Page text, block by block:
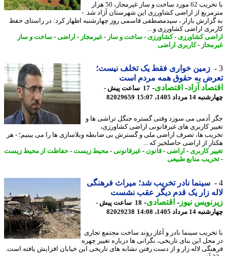
با تخریب 62 مورد ساخت و ساز غیرمجاز، 50 هزار
از اراضی کشاورزی این شهرستان آزاد شد. -
بازار ، سیدمصطفی قاسمی روز چهارشنبه اظهار کرد: در راستای حفظ
اراضی کشاورزی و ...
کشاورزی- کشاورزی- ساخت و ساز -غیرمجاز-اراضی -ساخت و ساز
-کاربری اراضی
زمین خواری فقط یک تخلف نیست؛
به حقوق همه مردم است
آزاد - اقتصادی-
17 ساعت پیش -
مرداد 1405، 15:07
82029659
آدمی می سوزد وقتی گستره جنگل تراشی ها و
کاربری های غیرقانونی اراضی کشاورزی،
ها، تصرف اراضی ملی و گسترش بی ضابطه ویلاسازی ها را می بینیم؛ - هر
از اراضی حاصلخیز که ...
کاربری - اراضی -قانون-غیرقانونی-محیط زیست-حفاظت از محیط زیست
منابع طبیعی
سینما نادر تخریب شد؛ میراث فرهنگی
زار یک قدم دیگر عقب نشست
نیوز-اقتصادی-
18 ساعت پیش -
مرداد 1405، 14:08
82029238
سینما نادر و آغاز روند ساخت مجتمع تجاری
این بنای تاریخی، نگرانی ها درباره تغییر چهره
لاله زار و از دست رفتن نشانه های تاریخی این خیابان افزایش یافته است.